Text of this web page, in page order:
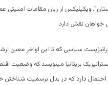
ویکیلیکس از زبان مقامات امنیتی
خواهان نقش دارد.
سیاسی که تا این اواخر معین
بریتانیا مینویسد که وضعیت
احتمال دارد که در بدل برسمیت شناختن